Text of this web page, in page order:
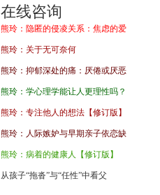
在线咨询
熊玲：隐匿的侵凌关系：焦虑的爱
熊玲：关于无可奈何
熊玲：抑郁深处的痛：厌倦或厌恶
熊玲：学心理学能让人更理性吗？
熊玲：专注他人的想法【修订版】
熊玲：人际嫉妒与早期亲子依恋缺
熊玲：病着的健康人【修订版】
从孩子“拖沓”与“任性”中看父